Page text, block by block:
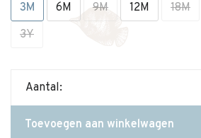
3M 6M 9M 12M 18M
3Y
Aantal:
Toevoegen aan winkelwagen